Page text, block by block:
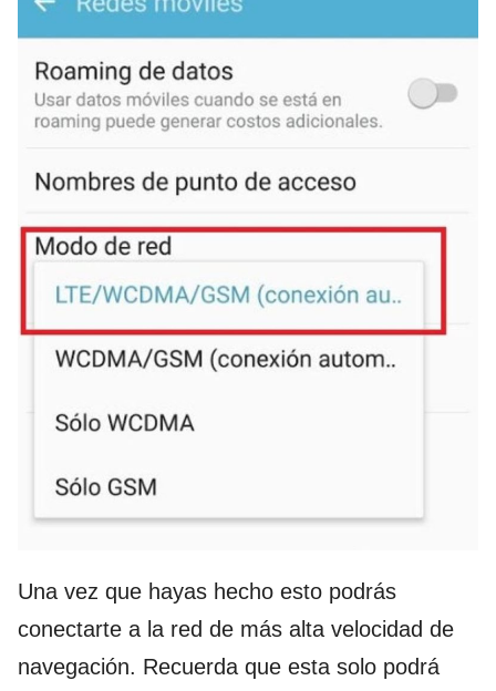
Una vez que hayas hecho esto podrás
conectarte a la red de más alta velocidad de
navegación. Recuerda que esta solo podrá